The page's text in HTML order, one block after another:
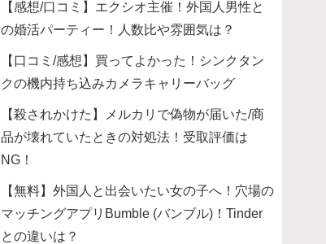
【感想/口コミ】エクシオ主催！外国人男性と
の婚活パーティー！人数比や雰囲気は？
【口コミ/感想】買ってよかった！シンクタン
クの機内持ち込みカメラキャリーバッグ
【殺されかけた】メルカリで偽物が届いた/商
品が壊れていたときの対処法！受取評価は
NG！
【無料】外国人と出会いたい女の子へ！穴場の
マッチングアプリBumble (バンブル)！Tinder
との違いは？